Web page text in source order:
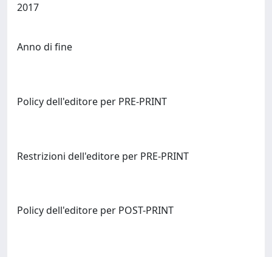
Anno di fine
Policy dell'editore per PRE-PRINT
Restrizioni dell'editore per PRE-PRINT
Policy dell'editore per POST-PRINT